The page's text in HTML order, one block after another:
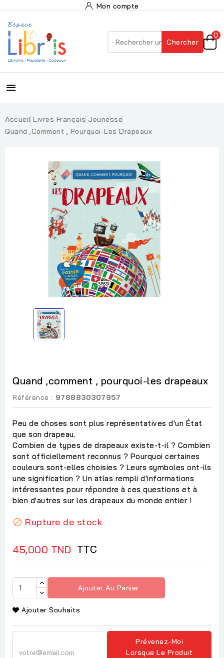
Mon compte
Chercher
0

Accueil Livres Français Jeunesse
Quand ,comment , Pourquoi-Les Drapeaux
Quand ,comment , pourquoi-les drapeaux
Référence : 9788830307957
Peu de choses sont plus représentatives d'un État
que son drapeau.
Combien de types de drapeaux existe-t-il ? Combien
sont officiellement reconnus ? Pourquoi certaines
couleurs sont-elles choisies ? Leurs symboles ont-ils
une signification ? Un atlas rempli d'informations
intéressantes pour répondre à ces questions et à
bien d'autres sur les drapeaux du monde entier !
 Rupture de stock
45,000 TND TTC
Ajouter Au Panier
Ajouter Souhaits
Prévenez-Moi
Lorsque Le Produit